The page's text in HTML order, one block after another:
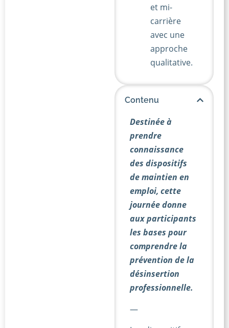
et mi-
carrière
avec une
approche
qualitative.
Contenu
Destinée à
prendre
connaissance
des dispositifs
de maintien en
emploi, cette
journée donne
aux participants
les bases pour
comprendre la
prévention de la
désinsertion
professionnelle.
—